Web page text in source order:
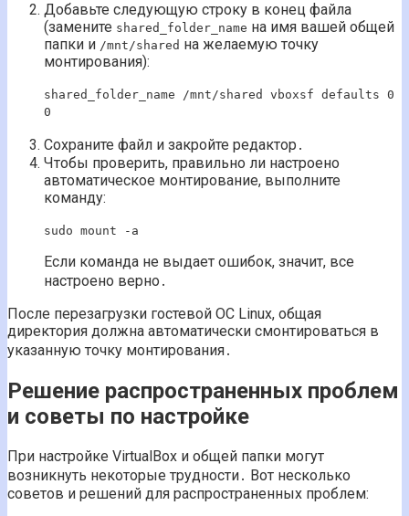
Добавьте следующую строку в конец файла
(замените shared_folder_name на имя вашей общей
папки и /mnt/shared на желаемую точку
монтирования):
shared_folder_name /mnt/shared vboxsf defaults 0
0
Сохраните файл и закройте редактор․
Чтобы проверить, правильно ли настроено
автоматическое монтирование, выполните
команду:
sudo mount -a
Если команда не выдает ошибок, значит, все
настроено верно․
После перезагрузки гостевой ОС Linux, общая
директория должна автоматически смонтироваться в
указанную точку монтирования․
Решение распространенных проблем
и советы по настройке
При настройке VirtualBox и общей папки могут
возникнуть некоторые трудности․ Вот несколько
советов и решений для распространенных проблем: